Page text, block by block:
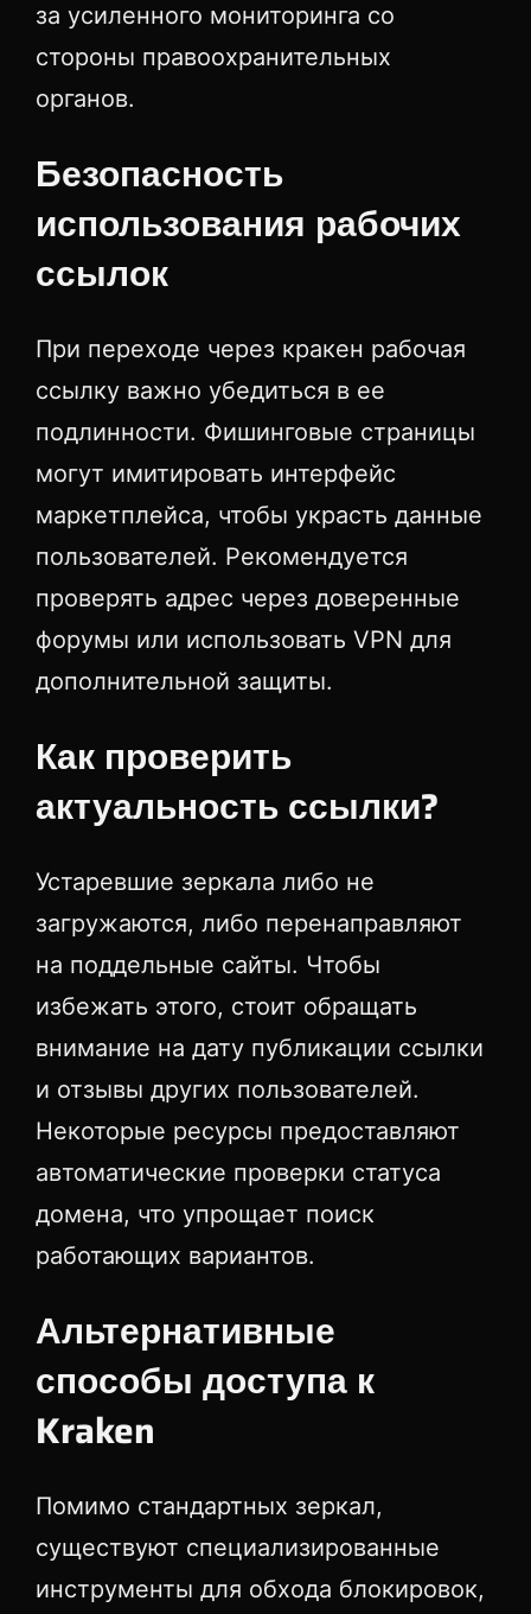
за усиленного мониторинга со
стороны правоохранительных
органов.
Безопасность
использования рабочих
ссылок
При переходе через кракен рабочая
ссылку важно убедиться в ее
подлинности. Фишинговые страницы
могут имитировать интерфейс
маркетплейса, чтобы украсть данные
пользователей. Рекомендуется
проверять адрес через доверенные
форумы или использовать VPN для
дополнительной защиты.
Как проверить
актуальность ссылки?
Устаревшие зеркала либо не
загружаются, либо перенаправляют
на поддельные сайты. Чтобы
избежать этого, стоит обращать
внимание на дату публикации ссылки
и отзывы других пользователей.
Некоторые ресурсы предоставляют
автоматические проверки статуса
домена, что упрощает поиск
работающих вариантов.
Альтернативные
способы доступа к
Kraken
Помимо стандартных зеркал,
существуют специализированные
инструменты для обхода блокировок,